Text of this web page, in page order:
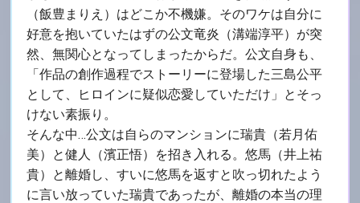
（飯豊まりえ）はどこか不機嫌。そのワケは自分に
好意を抱いていたはずの公文竜炎（溝端淳平）が突
然、無関心となってしまったからだ。公文自身も、
「作品の創作過程でストーリーに登場した三島公平
として、ヒロインに疑似恋愛していただけ」とそっ
けない素振り。
そんな中…公文は自らのマンションに瑞貴（若月佑
美）と健人（濱正悟）を招き入れる。悠馬（井上祐
貴）と離婚し、すいに悠馬を返すと吹っ切れたよう
に言い放っていた瑞貴であったが、離婚の本当の理